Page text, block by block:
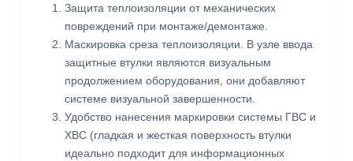
Защита теплоизоляции от механических
повреждений при монтаже/демонтаже.
Маскировка среза теплоизоляции. В узле ввода
защитные втулки являются визуальным
продолжением оборудования, они добавляют
системе визуальной завершенности.
Удобство нанесения маркировки системы ГВС и
ХВС (гладкая и жесткая поверхность втулки
идеально подходит для информационных